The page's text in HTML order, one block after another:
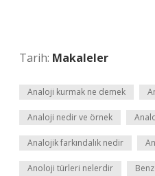
Tarih: Makaleler
Analoji kurmak ne demek
Analoji nedir ve örnek
Analojik farkındalık nedir
Anoloji türleri nelerdir